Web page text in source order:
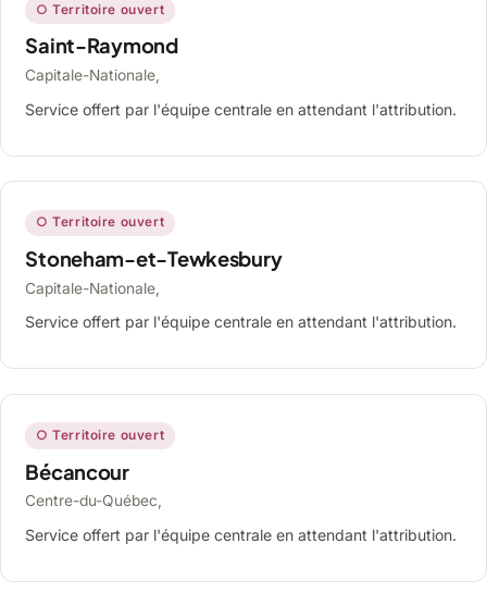
○ Territoire ouvert
Saint-Raymond
Capitale-Nationale,
Service offert par l'équipe centrale en attendant l'attribution.
○ Territoire ouvert
Stoneham-et-Tewkesbury
Capitale-Nationale,
Service offert par l'équipe centrale en attendant l'attribution.
○ Territoire ouvert
Bécancour
Centre-du-Québec,
Service offert par l'équipe centrale en attendant l'attribution.